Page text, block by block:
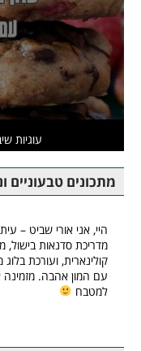
עוגיות
מתכונים טבעוניים
היי, אני אורי שביט –
מדריכת סדנאות בישול,
קולינארית, ועורכת בלוג
עם המון אהבה. מזמינה
למטבח